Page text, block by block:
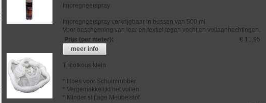
Impregneerspray
Impregneerspray verkrijgbaar in bussen van 500 ml.
Voor bescherming van leer en textiel tegen vocht en vuilaanhechtingen.
Prijs (per meter):
€ 11,95
meer info
Tricotkous klein
* Hoes voor Schuimrubber
* Vergemakkelijkt het vullen
* Minder slijtage Meubelstof